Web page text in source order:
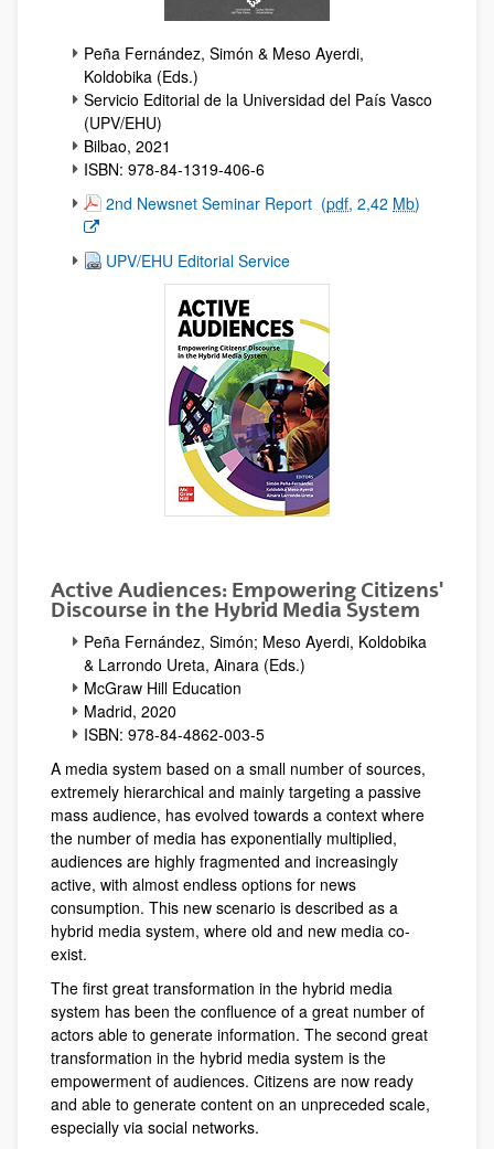
Peña Fernández, Simón & Meso Ayerdi,
Koldobika (Eds.)
Servicio Editorial de la Universidad del País Vasco
(UPV/EHU)
Bilbao, 2021
ISBN: 978-84-1319-406-6
(Opens New Window)
2nd Newsnet Seminar Report (pdf, 2,42 Mb)
UPV/EHU Editorial Service
Active Audiences: Empowering Citizens'
Discourse in the Hybrid Media System
Peña Fernández, Simón; Meso Ayerdi, Koldobika
& Larrondo Ureta, Ainara (Eds.)
McGraw Hill Education
Madrid, 2020
ISBN: 978-84-4862-003-5
A media system based on a small number of sources,
extremely hierarchical and mainly targeting a passive
mass audience, has evolved towards a context where
the number of media has exponentially multiplied,
audiences are highly fragmented and increasingly
active, with almost endless options for news
consumption. This new scenario is described as a
hybrid media system, where old and new media co-
exist.
The first great transformation in the hybrid media
system has been the confluence of a great number of
actors able to generate information. The second great
transformation in the hybrid media system is the
empowerment of audiences. Citizens are now ready
and able to generate content on an unpreceded scale,
especially via social networks.